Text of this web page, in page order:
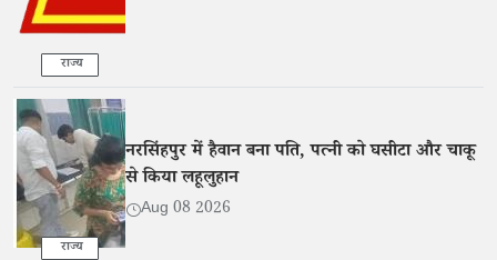
राज्य
राज्य
नरसिंहपुर में हैवान बना पति, पत्नी को घसीटा और चाकू
से किया लहूलुहान
Aug 08 2026